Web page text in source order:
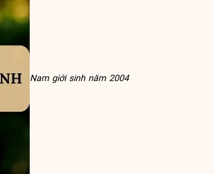
Nam giới sinh năm 2004